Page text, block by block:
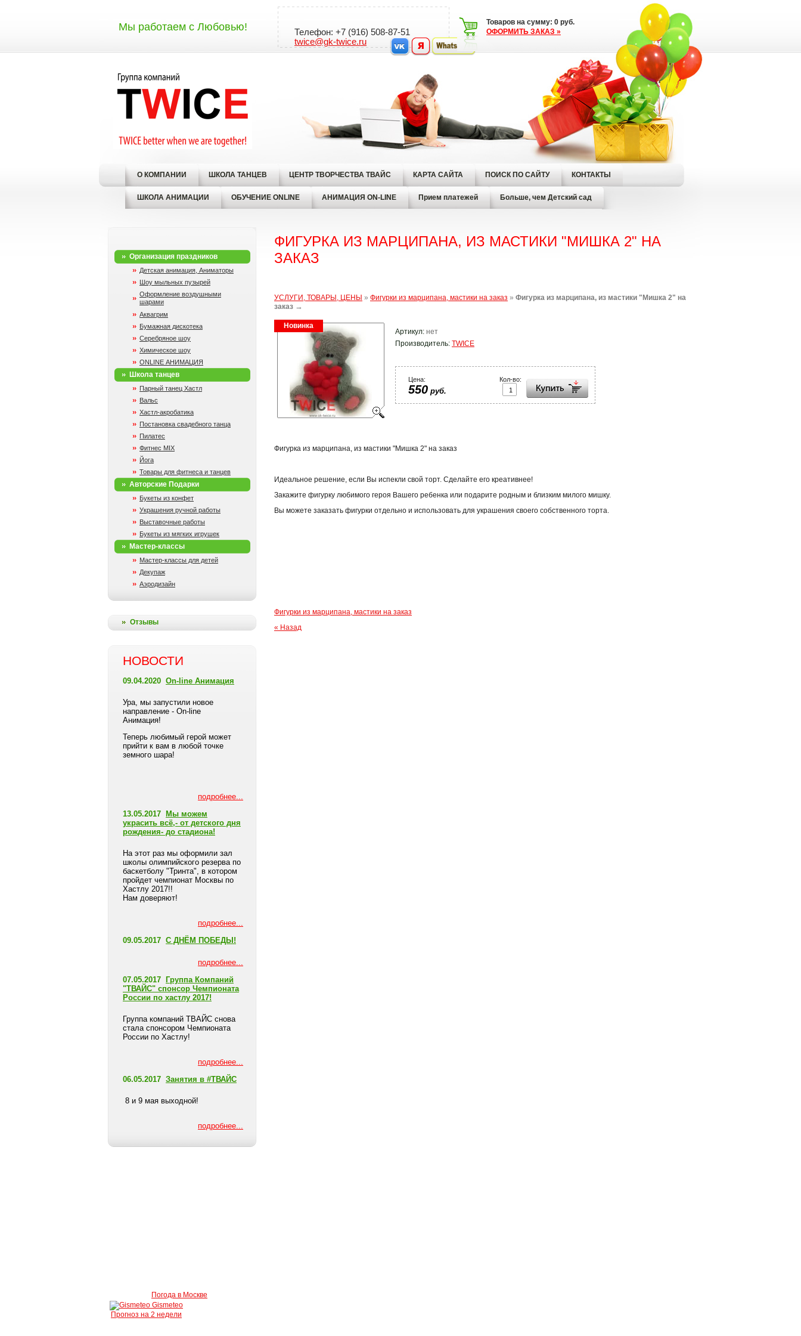
Мы работаем с Любовью!
Телефон: +7 (916) 508-87-51
twice@gk-twice.ru
Товаров на сумму: 0 руб.
ОФОРМИТЬ ЗАКАЗ »
О КОМПАНИИ ШКОЛА ТАНЦЕВ ЦЕНТР ТВОРЧЕСТВА ТВАЙС КАРТА САЙТА ПОИСК ПО САЙТУ КОНТАКТЫ
ШКОЛА АНИМАЦИИ ОБУЧЕНИЕ ONLINE АНИМАЦИЯ ON-LINE Прием платежей Больше, чем Детский сад
Организация праздников
Детская анимация, Аниматоры
Шоу мыльных пузырей
Оформление воздушными
шарами
Аквагрим
Бумажная дискотека
Серебряное шоу
Химическое шоу
ONLINE АНИМАЦИЯ
Школа танцев
Парный танец Хастл
Вальс
Хастл-акробатика
Постановка свадебного танца
Пилатес
Фитнес MIX
Йога
Товары для фитнеса и танцев
Авторские Подарки
Букеты из конфет
Украшения ручной работы
Выставочные работы
Букеты из мягких игрушек
Мастер-классы
Мастер-классы для детей
Декупаж
Аэродизайн
Отзывы
НОВОСТИ
09.04.2020 On-line Анимация
Ура, мы запустили новое
направление - On-line
Анимация!
Теперь любимый герой может
прийти к вам в любой точке
земного шара!
подробнее...
13.05.2017
Мы можем
украсить всё,- от детского дня
рождения- до стадиона!
На этот раз мы оформили зал
школы олимпийского резерва по
баскетболу "Тринта", в котором
пройдет чемпионат Москвы по
Хастлу 2017!!
Нам доверяют!
подробнее...
09.05.2017 С ДНЁМ ПОБЕДЫ!
подробнее...
07.05.2017
Группа Компаний
"ТВАЙС" спонсор Чемпионата
России по хастлу 2017!
Группа компаний ТВАЙС снова
стала спонсором Чемпионата
России по Хастлу!
подробнее...
06.05.2017 Занятия в #ТВАЙС
8 и 9 мая выходной!
подробнее...
Погода в Москве
Gismeteo
Прогноз на 2 недели
ФИГУРКА ИЗ МАРЦИПАНА, ИЗ МАСТИКИ "МИШКА 2" НА
ЗАКАЗ
УСЛУГИ, ТОВАРЫ, ЦЕНЫ » Фигурки из марципана, мастики на заказ » Фигурка из марципана, из мастики "Мишка 2" на
заказ →
Новинка
Артикул: нет
Производитель: TWICE
Кол-во:
Цена:
550 руб.
Фигурка из марципана, из мастики "Мишка 2" на заказ
Идеальное решение, если Вы испекли свой торт. Сделайте его креативнее!
Закажите фигурку любимого героя Вашего ребенка или подарите родным и близким милого мишку.
Вы можете заказать фигурки отдельно и использовать для украшения своего собственного торта.
Фигурки из марципана, мастики на заказ
« Назад